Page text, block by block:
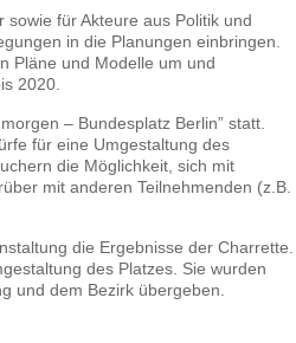
für Akteure aus Politik und
in die Planungen einbringen.
Pläne und Modelle um und
2020.
– Bundesplatz Berlin” statt.
für eine Umgestaltung des
die Möglichkeit, sich mit
mit anderen Teilnehmenden (z.B.
die Ergebnisse der Charrette.
des Platzes. Sie wurden
und dem Bezirk übergeben.